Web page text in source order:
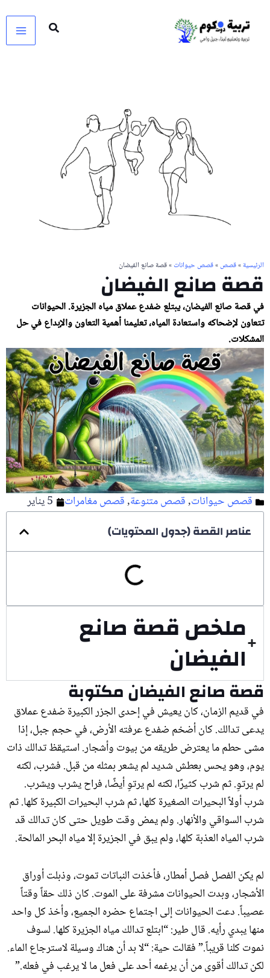
المحتوى
الرئيسية»قصص»قصص حيوانات» قصة صانع الفيضان
قصة صانع الفيضان
في قصة صانع الفيضان، يبتلع ضفدع عملاق مياه الجزيرة. الحيوانات
تتعاون لإضحاكه واستعادة المياه، تعليمنا أهمية التعاون والإبداع في حل
المشكلات.
قصص حيوانات,قصص متنوعة,قصص مغامرات 5 يناير
عناصر القصة (جدول المحتويات)
ملخص قصة صانع
الفيضان
قصة صانع الفيضان مكتوبة
في قديم الزمان، كان يعيش في إحدى الجزر الكبيرة ضفدع عملاق
يدعى تدالك. كان أضخم ضفدع عرفته الأرض، في حجم جبل، إذا
مشى حطم ما يعترض طريقه من بيوت وأشجار. استيقظ تدالك ذات
يوم، وهو يحس بعطش شديد لم يشعر بمثله من قبل. فشرب، لكنه
لم يرتوِ. ثم شرب كثيرًا، لكنه لم يرتوِ أيضًا، فراح يشرب ويشرب.
شرب أولاً البحيرات الصغيرة كلها، ثم شرب البحيرات الكبيرة كلها. ثم
شرب السواقي والأنهار. ولم يمض وقت طويل حتى كان تدالك قد
شرب المياه العذبة كلها، ولم يبق في الجزيرة إلا مياه البحر المالحة.
لم يكن الفصل فصل أمطار، فأخذت النباتات تموت، وذبلت أوراق
الأشجار، وبدت الحيوانات مشرفة على الموت. كان ذلك حقاً وقتاً
عصيباً. دعت الحيوانات إلى اجتماع حضره الجميع، وأخذ كل واحد
منها يبدي رأيه. قال طير: “ابتلع تدالك مياه الجزيرة كلها. لسوف
نموت كلنا قريباً.” فقالت حية: “لا بد أن هناك وسيلة لاسترجاع الماء.
لكن تدالك أقوى من أن يرغمه أحد على فعل ما لا يرغب في فعله.”